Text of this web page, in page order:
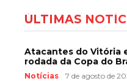
ÚLTIMAS
Atacantes do Vitória
rodada da Copa do
Notícias 7 de agosto de